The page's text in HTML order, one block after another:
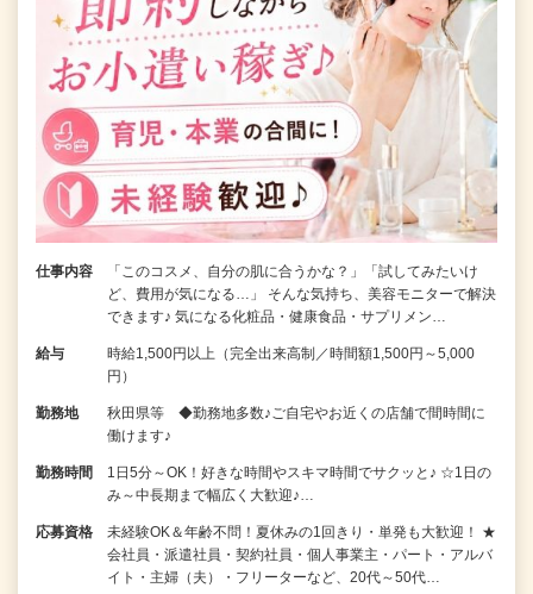
仕事内容
「このコスメ、自分の肌に合うかな？」「試してみたいけ
ど、費用が気になる…」 そんな気持ち、美容モニターで解決
できます♪ 気になる化粧品・健康食品・サプリメン…
給与
時給1,500円以上（完全出来高制／時間額1,500円～5,000
円）
勤務地
秋田県等 ◆勤務地多数♪ご自宅やお近くの店舗で間時間に
働けます♪
勤務時間
1日5分～OK！好きな時間やスキマ時間でサクッと♪ ☆1日の
み～中長期まで幅広く大歓迎♪…
応募資格
未経験OK＆年齢不問！夏休みの1回きり・単発も大歓迎！ ★
会社員・派遣社員・契約社員・個人事業主・パート・アルバ
イト・主婦（夫）・フリーターなど、20代～50代…